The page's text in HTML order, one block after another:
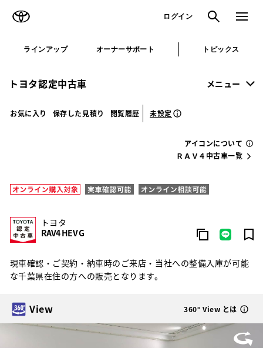
ログイン 検索 メニュ
ラインアップ オーナーサポート トピックス
トヨタ認定中古車 メニュー
お気に入り 保存した見積り 閲覧履歴 未設定
アイコンについて
ＲＡＶ４中古車一覧
トヨタ
RAV4 HEV G
現車確認・ご契約・納車時のご来店・当社への整備入庫が可能
な千葉県在住の方への販売となります。
View 360° View とは